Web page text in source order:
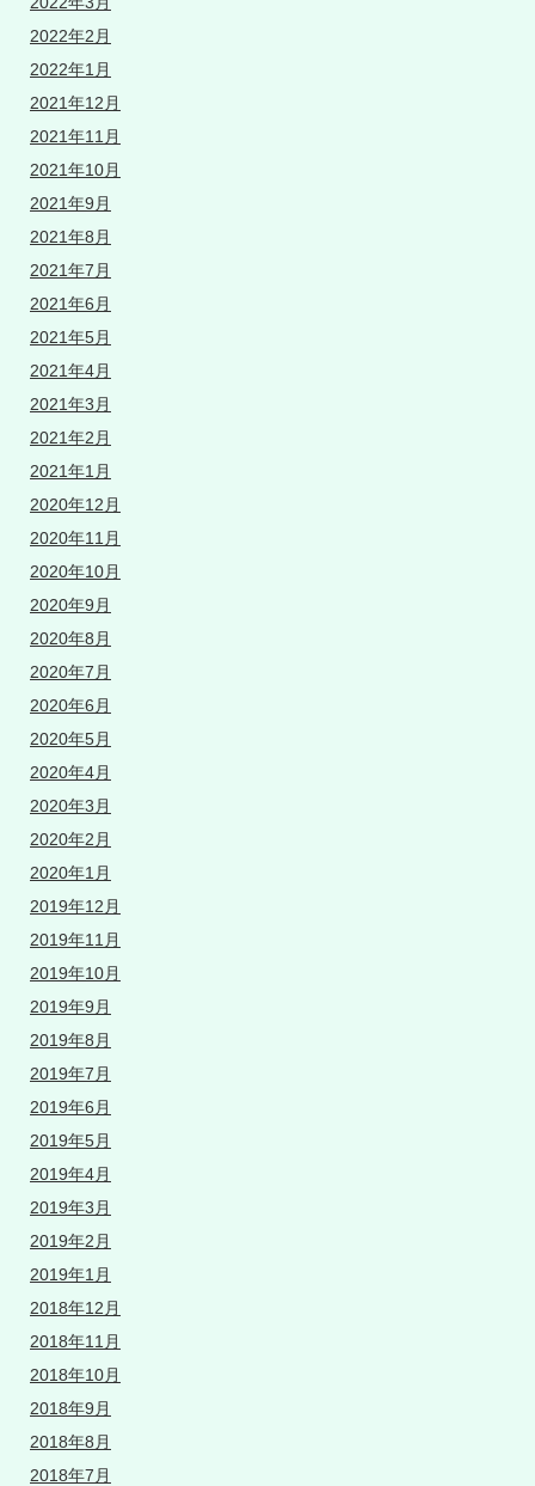
2022年2月
2022年1月
2021年12月
2021年11月
2021年10月
2021年9月
2021年8月
2021年7月
2021年6月
2021年5月
2021年4月
2021年3月
2021年2月
2021年1月
2020年12月
2020年11月
2020年10月
2020年9月
2020年8月
2020年7月
2020年6月
2020年5月
2020年4月
2020年3月
2020年2月
2020年1月
2019年12月
2019年11月
2019年10月
2019年9月
2019年8月
2019年7月
2019年6月
2019年5月
2019年4月
2019年3月
2019年2月
2019年1月
2018年12月
2018年11月
2018年10月
2018年9月
2018年8月
2018年7月